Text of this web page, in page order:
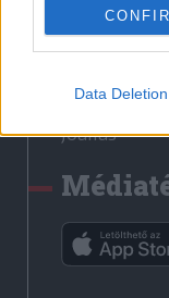
Data Deletion
Erdélyi
Főtér
Rádió GaGa
Jóállás